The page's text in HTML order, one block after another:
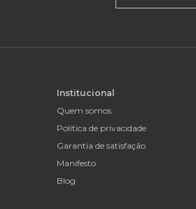
Institucional
Quem somos
Política de privacidade
Garantia de satisfação
Manifesto
Blog